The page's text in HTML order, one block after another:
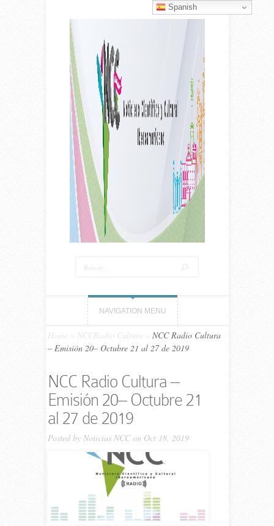
NAVIGATION MENU
Home NCCRadio Cultura
NCC Ra­dio Cultura
– Emi­sión 20– Octubre 21 al 27 de 2019
NCC Ra­dio Cultura –
Emi­sión 20– Octubre 21
al 27 de 2019
Posted by Noticias NCCon Oct 18, 2019
Spanish